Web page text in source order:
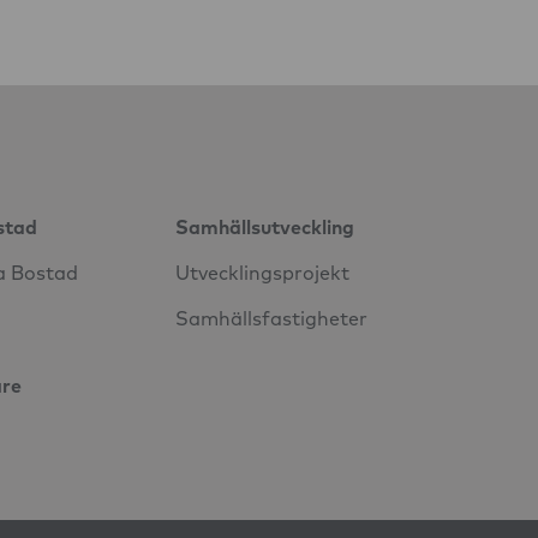
Bostad
Samhällsutveckling
Utvecklingsprojekt
Samhällsfastigheter